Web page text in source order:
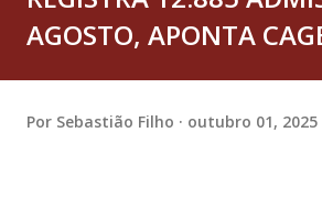
AGOSTO, APONTA
Por Sebastião Filho outubro 01, 2025